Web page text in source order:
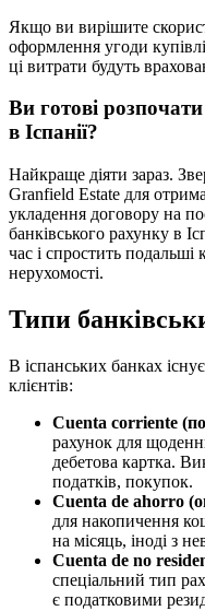
Якщо ви вирішите
оформлення угоди
ці витрати будуть
Ви готові
в Іспанії?
Найкраще діяти зараз.
Granfield Estate для
укладення договору на
банківського рахунку в
час і спростить подальші
нерухомості.
Типи
В іспанських банках
клієнтів:
Cuenta corriente
рахунок для
дебетова картка.
податків, покупок.
Cuenta de ahorro
для накопичення
на місяць, іноді з
Cuenta de no
спеціальний тип
є податковими